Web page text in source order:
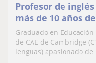
Profesor de
más de 10 años
inglés tanto a
Graduado en
de CAE de Cambridge
lenguas) apasionado de